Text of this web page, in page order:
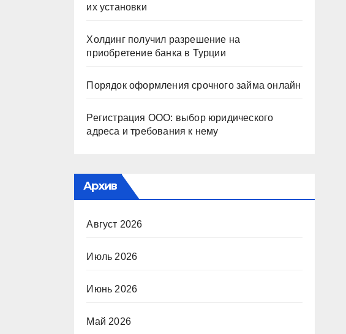
их установки
Холдинг получил разрешение на
приобретение банка в Турции
Порядок оформления срочного займа онлайн
Регистрация ООО: выбор юридического
адреса и требования к нему
Архив
Август 2026
Июль 2026
Июнь 2026
Май 2026